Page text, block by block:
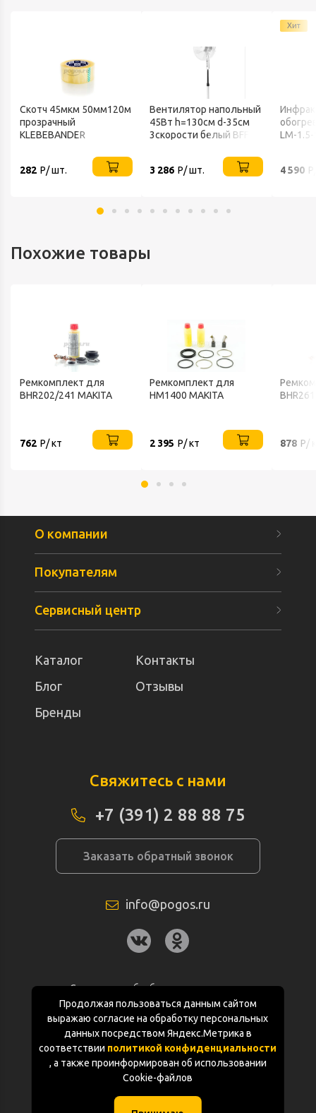
Скотч 45мкм 50мм120м
прозрачный
KLEBEBANDER
282 Р/ шт.
Вентилятор напольный
45Вт h=130см d-35см
3скорости белый BFF-
3 286 Р/ шт.
Хит
LM-
4 590
Похожие товары
Ремкомплект для
BHR202/241 MAKITA
762 Р/ кт
Ремкомплект для
HM1400 MAKITA
2 395 Р/ кт 878 Р/
Продолжая пользоваться данным сайтом
выражаю согласие на обработку персональных
данных посредством Яндекс.Метрика в
соответствии политикой конфиденциальности
, а также проинформирован об использовании
Cookie-файлов
О компании
Покупателям
Сервисный центр
Каталог
Контакты
Блог
Отзывы
Бренды
Свяжитесь с нами
+7 (391) 2 88 88 75
Заказать обратный звонок
info@pogos.ru
Согласие на обработку персональных
данных
Политика конфиденциальности
Документация